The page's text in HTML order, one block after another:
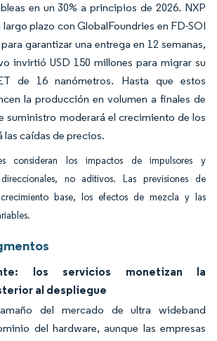
en un 30% a principios de 2026. NXP
plazo con GlobalFoundries en FD-SOI
garantizar una entrega en 12 semanas,
invirtió USD 150 millones para migrar su
de 16 nanómetros. Hasta que estos
la producción en volumen a finales de
suministro moderará el crecimiento de los
las caídas de precios.
consideran los impactos de impulsores y
no aditivos. Las previsiones de
base, los efectos de mezcla y las
los servicios monetizan la
al despliegue
del mercado de ultra wideband
del hardware, aunque las empresas